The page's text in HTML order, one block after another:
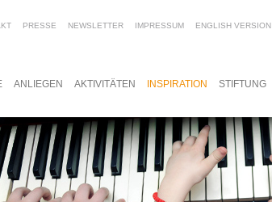
ANLIEGEN AKTIVITÄTEN INSPIRATION STIFTUNG
PRESSE NEWSLETTER IMPRESSUM ENGLISH VERSION